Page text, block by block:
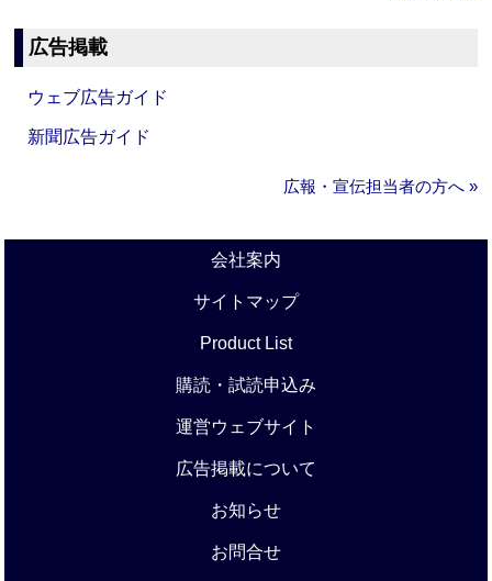
広告掲載
ウェブ広告ガイド
新聞広告ガイド
広報・宣伝担当者の方へ »
会社案内
サイトマップ
Product List
購読・試読申込み
運営ウェブサイト
広告掲載について
お知らせ
お問合せ